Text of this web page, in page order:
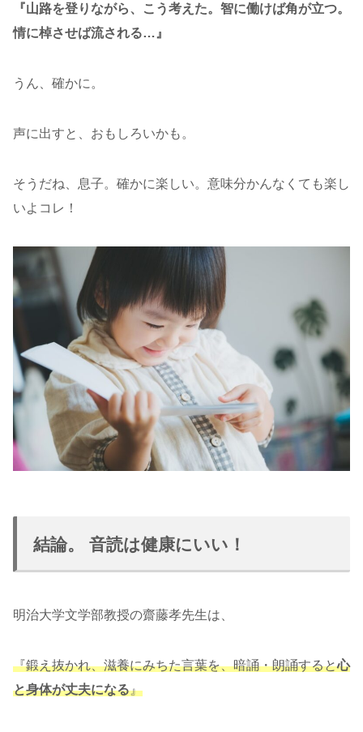
『山路を登りながら、こう考えた。智に働けば角が立つ。
情に棹させば流される…』
うん、確かに。
声に出すと、おもしろいかも。
そうだね、息子。確かに楽しい。意味分かんなくても楽し
いよコレ！
結論。 音読は健康にいい！
明治大学文学部教授の齋藤孝先生は、
『鍛え抜かれ、滋養にみちた言葉を、暗誦・朗誦すると心
と身体が丈夫になる』